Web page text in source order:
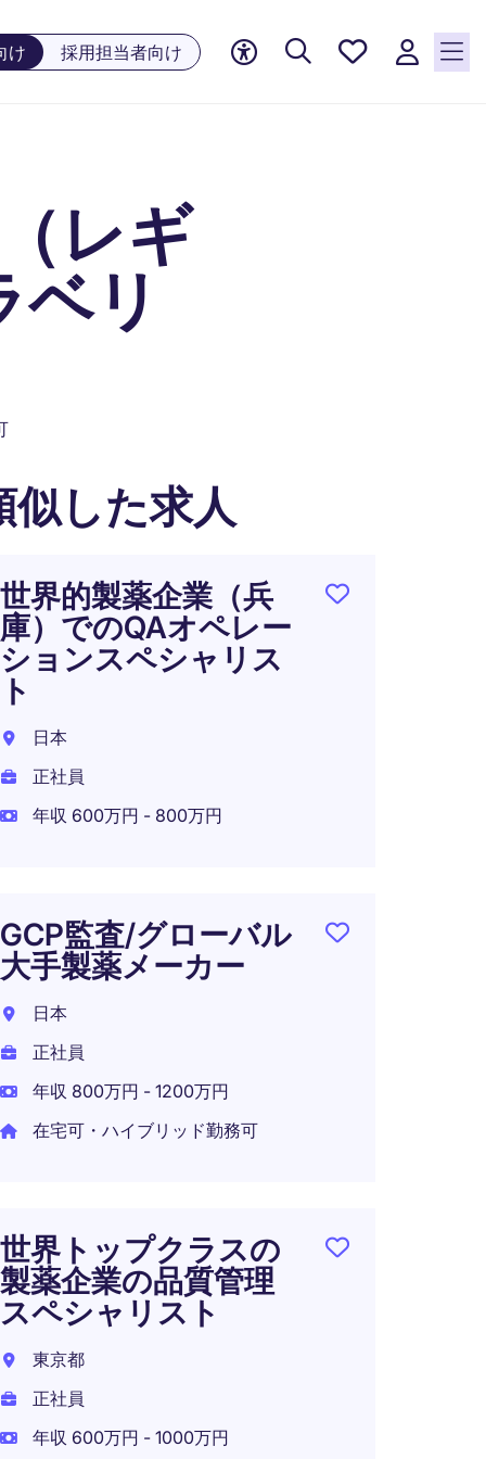
け 採用担当者向け
お気に
レギ
リ
似した求人
世界的製薬企業（兵
庫）でのQAオペレー
ションスペシャリス
ト
日本
正社員
年収 600万円 - 800万円
GCP監査/グローバル
大手製薬メーカー
日本
正社員
年収 800万円 - 1200万円
在宅可・ハイブリッド勤務可
世界トップクラスの
製薬企業の品質管理
スペシャリスト
東京都
正社員
年収 600万円 - 1000万円